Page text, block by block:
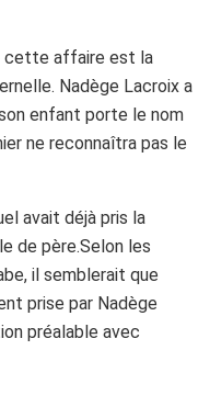
cette affaire est la
Nadège Lacroix a
enfant porte le nom
ne reconnaîtra pas le
avait déjà pris la
de père.Selon les
il semblerait que
prise par Nadège
préalable avec